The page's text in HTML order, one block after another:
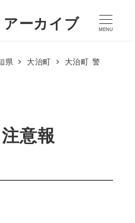
ーカイブ MENU
県 大治町
大治町 警
意報